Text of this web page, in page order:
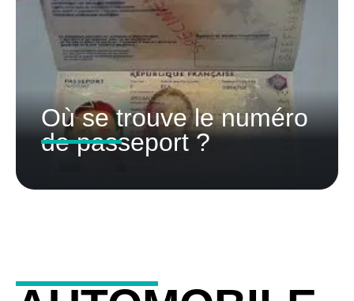
Où se trouve le numéro
de passeport ?